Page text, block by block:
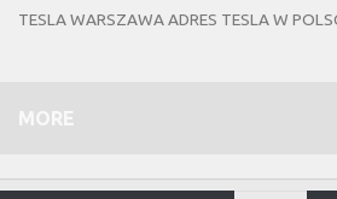
TESLA WARSZAWA ADRES TESLA W
MORE